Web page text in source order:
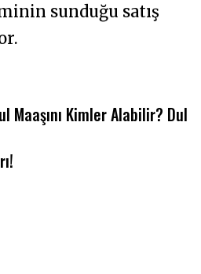
sunduğu satış
Maaşını Kimler Alabilir? Dul